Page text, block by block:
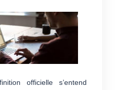
officielle s’entend